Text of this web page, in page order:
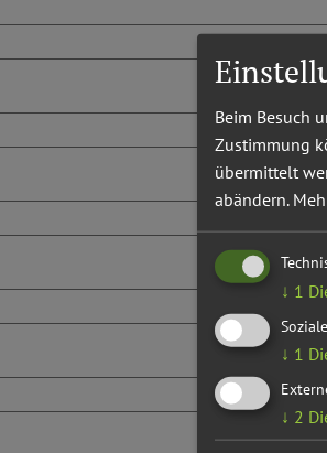
Beim Besuch
Zustimmung
übermittelt
abändern.
↓ 1
↓ 1
↓ 2